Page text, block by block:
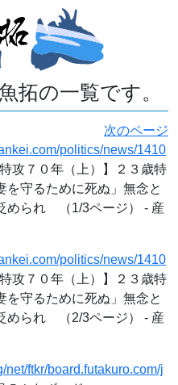
拓の一覧です。
次のページ
politics/news/1410
攻７０年（上）】２３歳特
を守るために死ぬ」無念と
められ （1/3ページ） - 産
politics/news/1410
攻７０年（上）】２３歳特
を守るために死ぬ」無念と
められ （2/3ページ） - 産
net/ftkr/board.futakuro.com/j